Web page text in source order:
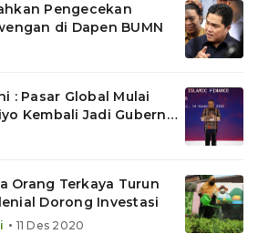
Pengecekan
di Dapen BUMN
: Pasar Global Mulai
Kembali Jadi Gubernur
Orang Terkaya Turun
Dorong Investasi
• 11 Des 2020